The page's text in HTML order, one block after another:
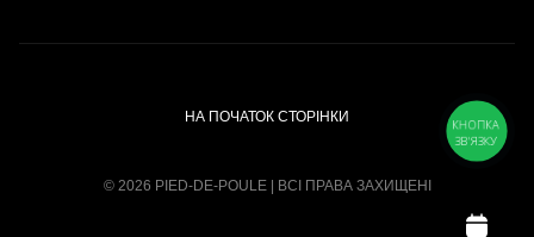
НА ПОЧАТОК СТОРІНКИ
© 2026 PIED-DE-POULE | ВСІ ПРАВА ЗАХИЩЕНІ
КНОПКА
ЗВ'ЯЗКУ